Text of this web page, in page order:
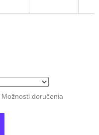
Možnosti doručenia